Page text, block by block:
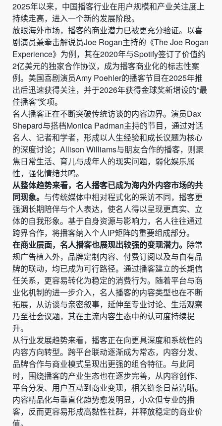
2025年以来，中国播客行业在用户规模和产业关注度上
持续走高，进入一个新的发展阶段。
放眼海外市场，播客的商业潜力已被更充分验证。以喜
剧演员兼拳击解说员Joe Rogan主持的《The Joe Rogan
Experience》为例，其在2020年与Spotify签订了价值约
2亿美元的独家合作协议，成为播客商业化的标志性案
例。美国喜剧演员Amy Poehler的播客节目在2025年推
出后迅速获得关注，并于2026年获得金球奖新增设的“最
佳播客”奖项。
名人播客正在不断突破传统访谈的内容边界。演员Dax
Shepard与搭档Monica Padman主持的节目，通过对话
名人、记者和学者，形成以人生经验和成长议题为核心
的深度讨论；Allison Williams与朋友合作的播客，则聚
焦日常生活、育儿与成年人的现实问题，弱化娱乐属
性，强化情绪共鸣。
从整体趋势来看，名人播客已成为海内外内容市场的共
同现象。 与传统媒体中相对程式化的采访不同，播客更
强调长期陪伴与个人表达，使名人得以呈现更真实、立
体的自我形象。基于自身资源与影响力，名人往往通过
跨界合作，将播客纳入个人IP矩阵的重要组成部分。
在商业层面，名人播客也展现出较强的变现潜力。 除常
规广告植入外，品牌定制内容、付费订阅以及与自有品
牌的联动，均已成为可行路径。通过播客建立的长期信
任关系，更容易转化为稳定的消费行为。随着平台与商
业化机制的进一步介入，名人播客的内容类型也在不断
拓展，从访谈与亲密叙事，延伸至专业讨论、生活观察
乃至社会议题，其在主流内容生态中的认可度持续提
升。
从行业发展趋势来看，播客正在向更具深度和系统性的
内容方向转型。跨平台联动逐渐成为常态，内容分发、
品牌合作与商业模式呈现出更强的组合特征。与此同
时，围绕播客的产业生态也在逐步完善，从内容创作、
平台分发、用户互动到商业变现，相关链条日益清晰。
内容精品化与垂直化趋势愈发明显，小众但专业的播
客，反而更容易形成高黏性社群，并释放稳定的商业价
值。